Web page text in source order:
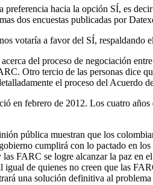
hacia la opción SÍ, es
dos encuestas publicadas por
votaría a favor del SÍ, respaldando
del proceso de negociación
Otro tercio de las personas dice
el proceso del Acuerdo
en febrero de 2012. Los cuatro
pública muestran que los
cumplirá con lo pactado en
FARC se logre alcanzar la paz
de quienes no creen que las
una solución definitiva al